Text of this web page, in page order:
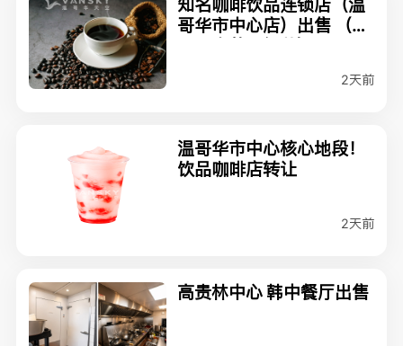
哥华市中心店）出售 （适
2天前
温哥华市中心核心地段！
饮品咖啡店转让
2天前
高贵林中心 韩中餐厅出售